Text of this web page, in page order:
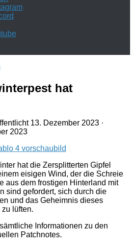
hat
13. Dezember 2023 ·
2023
hat die Zersplitterten Gipfel
eisigen Wind, der die Schreie
aus dem frostigen Hinterland mit
sind gefordert, sich durch die
und das Geheimnis dieses
lüften.
Informationen zu den
Patchnotes.